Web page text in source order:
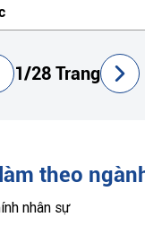
1/28 Trang
theo
nhân sự